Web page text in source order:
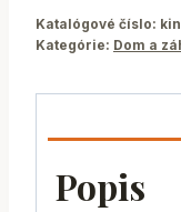
Katalógové číslo:
Kategórie: Dom a
Popis